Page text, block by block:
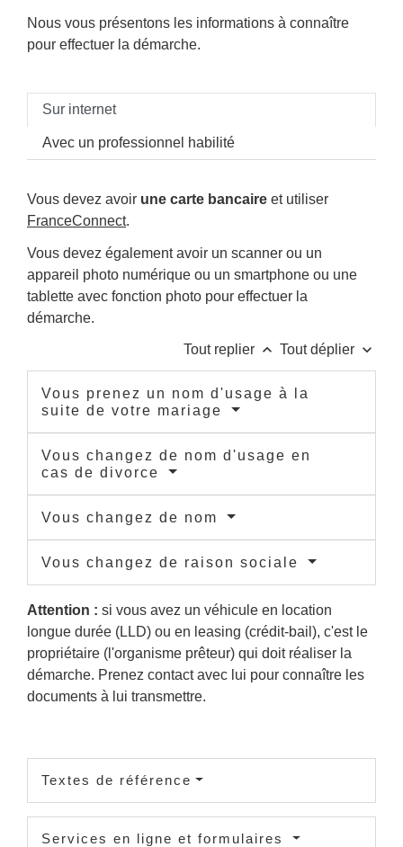
Nous vous présentons les informations à connaître
pour effectuer la démarche.
Sur internet
Avec un professionnel habilité
Vous devez avoir une carte bancaire et utiliser
FranceConnect.
Vous devez également avoir un scanner ou un
appareil photo numérique ou un smartphone ou une
tablette avec fonction photo pour effectuer la
démarche.
Tout replier keyboard_arrow_up Tout déplier keyboard_arrow_down
Vous prenez un nom d'usage à la
suite de votre mariage
Vous changez de nom d'usage en
cas de divorce
Vous changez de nom
Vous changez de raison sociale
Attention : si vous avez un véhicule en location
longue durée (LLD) ou en leasing (crédit-bail), c'est le
propriétaire (l'organisme prêteur) qui doit réaliser la
démarche. Prenez contact avec lui pour connaître les
documents à lui transmettre.
Textes de référence
Services en ligne et formulaires